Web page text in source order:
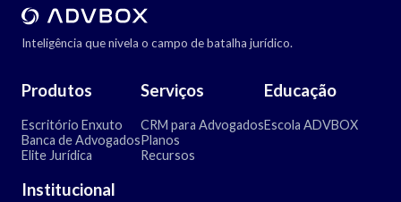
Inteligência que nivela o campo de batalha jurídico.
Produtos
Escritório Enxuto
Banca de Advogados
Elite Jurídica
Serviços
CRM para Advogados
Planos
Recursos
Educação
Escola ADVBOX
Institucional